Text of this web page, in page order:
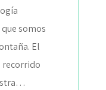
somos
El
recorrido